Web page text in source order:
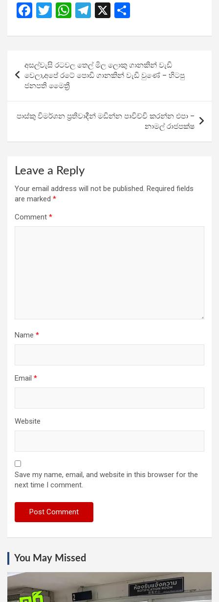
F
ce
b
o
o
k
T
tt
er
W
at
A
p
T
e
gr
a
X
ar
navigation
අසල්වැසි රටවල තෙල් මිල ලොකු ගානකින් වැඩි
වෙලා,අපේ රටේ පොඩි ගානකින් වැඩි වුණේ – හිටපු
ජනපති මෛත්‍රී
පාස්කු විමර්ශන ප්‍රතිවාදීන් මඩින්න පාවිච්චි කරන්න එපා –
නාමල් රාජපක්ෂ
Leave a Reply
Your email address will not be published. Required fields
are marked *
Comment *
Name *
Email *
Website
Save my name, email, and website in this browser for the
next time I comment.
You May Missed